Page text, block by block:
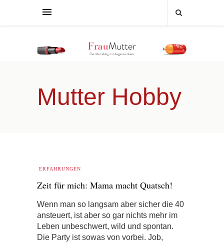
Mutter Hobby
ERFAHRUNGEN
Zeit für mich: Mama macht Quatsch!
Wenn man so langsam aber sicher die 40
ansteuert, ist aber so gar nichts mehr im
Leben unbeschwert, wild und spontan.
Die Party ist sowas von vorbei. Job,